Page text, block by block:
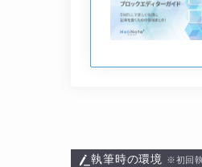
執筆時の環境 ※初回